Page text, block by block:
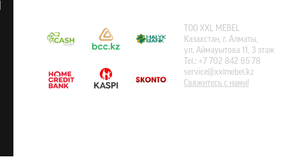
ТOO XXL MEBEL
Казахстан, г. Алматы,
ул. Аймауытова 11, 3 этаж
Tel.: +7 702 842 65 78
service@xxlmebel.kz
Свяжитесь с нами!